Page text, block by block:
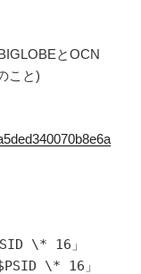
とOCN
こと)
\* 16 」
\* 16 」